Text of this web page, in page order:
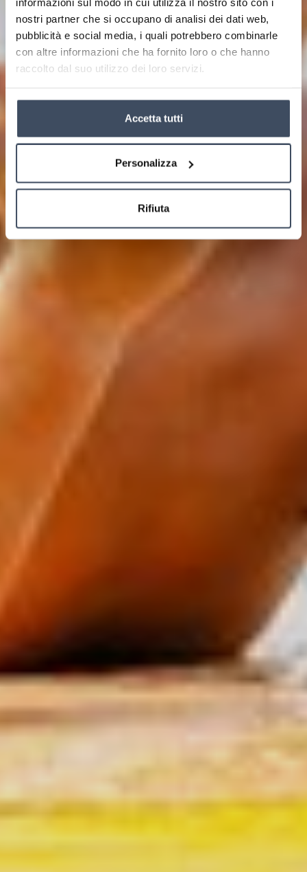
nostri partner che si occupano di analisi dei dati web,
pubblicità e social media, i quali potrebbero combinarle
con altre informazioni che ha fornito loro o che hanno
raccolto dal suo utilizzo dei loro servizi.
Accetta tutti
Personalizza
Rifiuta